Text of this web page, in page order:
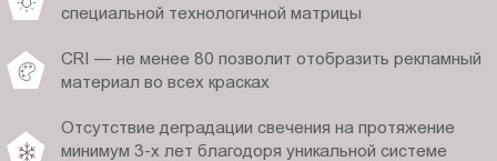
специальной технологичной матрицы
CRI — не менее 80 позволит отобразить рекламный
материал во всех красках
Отсутствие деградации свечения на протяжение
минимум 3-х лет благодоря уникальной системе